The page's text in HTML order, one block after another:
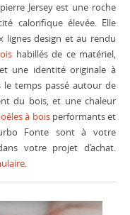
Jersey est une roche
calorifique élevée. Elle
lignes design et au rendu
habillés de ce matériel,
une identité originale à
temps passé autour de
du bois, et une chaleur
à boisperformants et
Fonte sont à votre
votre projet d’achat.
.